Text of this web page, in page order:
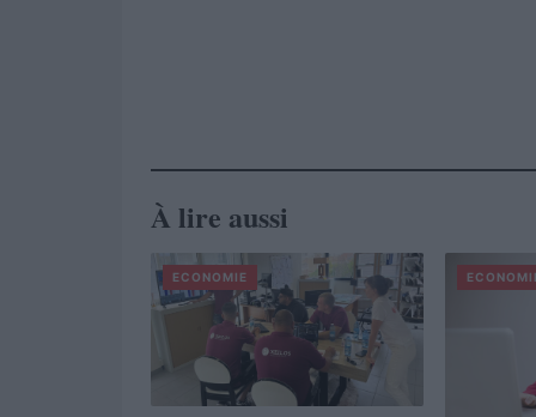
À lire aussi
ECONOMIE